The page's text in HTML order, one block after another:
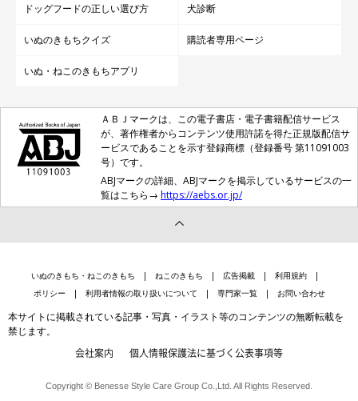
ドッグフードの正しい選び方 犬診断
いぬのきもちクイズ 購読者専用ページ
いぬ・ねこのきもちアプリ
ＡＢＪマークは、この電子書店・電子書籍配信サービス
が、著作権者からコンテンツ使用許諾を得た正規版配信サ
ービスであることを示す登録商標（登録番号 第11091003
号）です。
ABJマークの詳細、ABJマークを掲示しているサービスの一
覧はこちら→ https://aebs.or.jp/
いぬのきもち・ねこのきもち ねこのきもち 広告掲載
利用規約
ポリシー
利用者情報の取り扱いについて 専門家一覧 お問い合わせ
本サイトに掲載されている記事・写真・イラスト等のコンテンツの無断転載を
禁じます。
会社案内 個人情報保護法に基づく公表事項等
Copyright © Benesse Style Care Group Co.,Ltd. All Rights Reserved.